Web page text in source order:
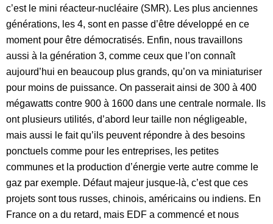
c’est le mini réacteur-nucléaire (SMR). Les plus anciennes
générations, les 4, sont en passe d’être développé en ce
moment pour être démocratisés. Enfin, nous travaillons
aussi à la génération 3, comme ceux que l’on connaît
aujourd’hui en beaucoup plus grands, qu’on va miniaturiser
pour moins de puissance. On passerait ainsi de 300 à 400
mégawatts contre 900 à 1600 dans une centrale normale. Ils
ont plusieurs utilités, d’abord leur taille non négligeable,
mais aussi le fait qu’ils peuvent répondre à des besoins
ponctuels comme pour les entreprises, les petites
communes et la production d’énergie verte autre comme le
gaz par exemple. Défaut majeur jusque-là, c’est que ces
projets sont tous russes, chinois, américains ou indiens. En
France on a du retard, mais EDF a commencé et nous